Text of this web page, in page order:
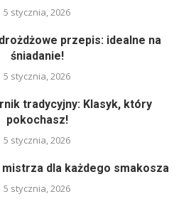
5 stycznia, 2026
przepis: idealne na
śniadanie!
5 stycznia, 2026
tradycyjny: Klasyk, który
pokochasz!
5 stycznia, 2026
dla każdego smakosza
5 stycznia, 2026